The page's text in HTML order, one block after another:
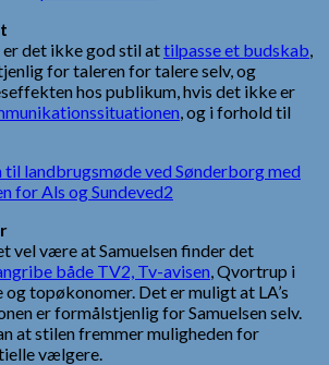
det ikke god stil attilpasse et budskab,
for taleren for talere selv, og
hos publikum, hvis det ikke er
, og i forhold til
vel være at Samuelsen finder det
både TV2, Tv-avisen, Qvortrup i
topøkonomer. Det er muligt at LA’s
er formålstjenlig for Samuelsen selv.
at stilen fremmer muligheden for
vælgere.